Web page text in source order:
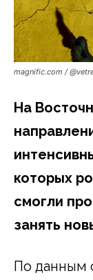
magnific.com /
На
которых
смогли
занять
По данным